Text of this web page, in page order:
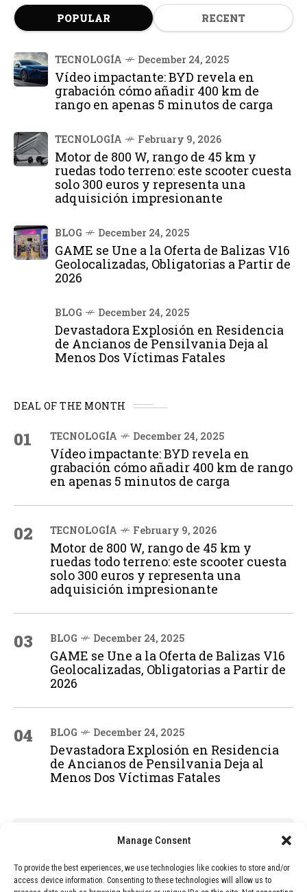
Manage Consent
To provide the best experiences, we use technologies like cookies to store and/or
access device information. Consenting to these technologies will allow us to
POPULAR RECENT
TECNOLOGÍA December 24, 2025
Vídeo impactante: BYD revela en
grabación cómo añadir 400 km de
rango en apenas 5 minutos de carga
TECNOLOGÍA February 9, 2026
Motor de 800 W, rango de 45 km y
ruedas todo terreno: este scooter cuesta
solo 300 euros y representa una
adquisición impresionante
BLOG December 24, 2025
GAME se Une a la Oferta de Balizas V16
Geolocalizadas, Obligatorias a Partir de
2026
BLOG December 24, 2025
Devastadora Explosión en Residencia
de Ancianos de Pensilvania Deja al
Menos Dos Víctimas Fatales
DEAL OF THE MONTH
01 TECNOLOGÍA December 24, 2025
Vídeo impactante: BYD revela en
grabación cómo añadir 400 km de rango
en apenas 5 minutos de carga
02 TECNOLOGÍA February 9, 2026
Motor de 800 W, rango de 45 km y
ruedas todo terreno: este scooter cuesta
solo 300 euros y representa una
adquisición impresionante
03 BLOG December 24, 2025
GAME se Une a la Oferta de Balizas V16
Geolocalizadas, Obligatorias a Partir de
2026
04 BLOG December 24, 2025
Devastadora Explosión en Residencia
de Ancianos de Pensilvania Deja al
Menos Dos Víctimas Fatales